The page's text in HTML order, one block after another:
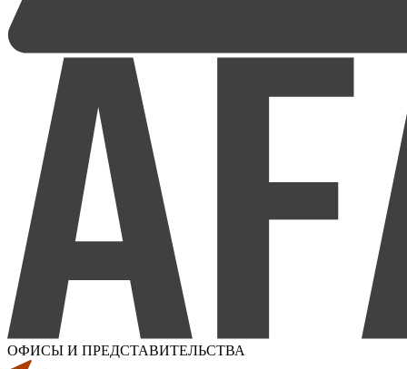
ОФИСЫ И ПРЕДСТАВИТЕЛЬСТВА